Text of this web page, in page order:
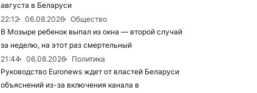
августа в Беларуси
22:12
06.08.2026
Общество
В Мозыре ребенок выпал из окна — второй случай
за неделю, на этот раз смертельный
21:44
06.08.2026
Политика
Руководство Euronews ждет от властей Беларуси
объяснений из-за включения канала в